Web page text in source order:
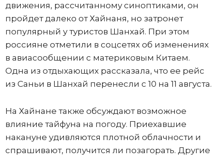
движения, рассчитанному синоптиками, он
пройдет далеко от Хайнаня, но затронет
популярный у туристов Шанхай. При этом
россияне отметили в соцсетях об изменениях
в авиасообщении с материковым Китаем.
Одна из отдыхающих рассказала, что ее рейс
из Саньи в Шанхай перенесли с 10 на 11 августа.
На Хайнане также обсуждают возможное
влияние тайфуна на погоду. Приехавшие
накануне удивляются плотной облачности и
спрашивают, получится ли позагорать. Другие